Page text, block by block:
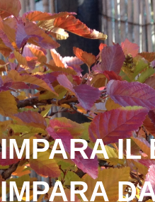
IMPARA IL
IMPARA